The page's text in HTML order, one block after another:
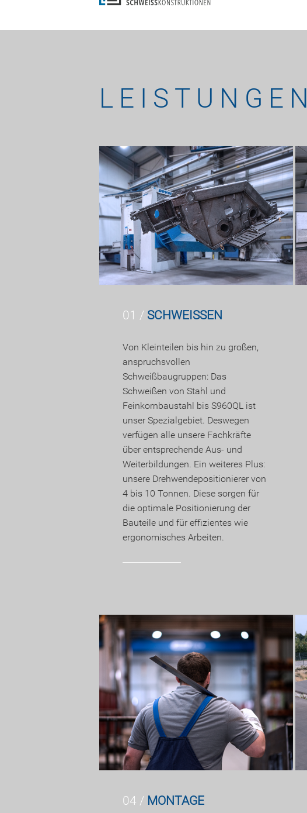
LEISTUNGEN
01 / SCHWEISSEN
Von Kleinteilen bis hin zu großen,
anspruchsvollen
Schweißbaugruppen: Das
Schweißen von Stahl und
Feinkornbaustahl bis S960QL ist
unser Spezialgebiet. Deswegen
verfügen alle unsere Fachkräfte
über entsprechende Aus- und
Weiterbildungen. Ein weiteres Plus:
unsere Drehwendepositionierer von
4 bis 10 Tonnen. Diese sorgen für
die optimale Positionierung der
Bauteile und für effizientes wie
ergonomisches Arbeiten.
04 / MONTAGE